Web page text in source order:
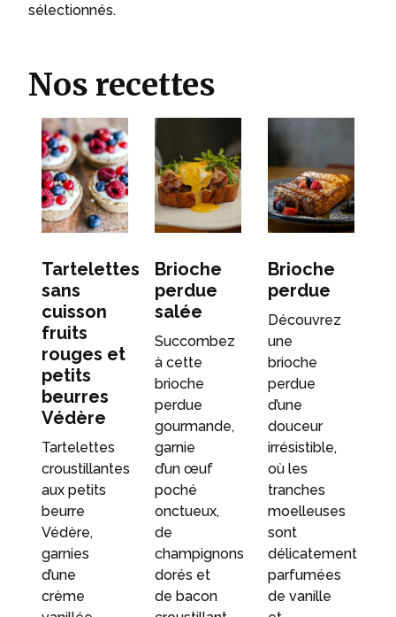
sélectionnés.
Nos recettes
Tartelettes
sans
cuisson
fruits
rouges et
petits
beurres
Védère
Tartelettes
croustillantes
aux petits
beurre
Védère,
garnies
d’une
crème
Brioche
perdue
salée
Succombez
à cette
brioche
perdue
gourmande,
garnie
d’un œuf
poché
onctueux,
de
champignons
dorés et
de bacon
Brioche
perdue
Découvrez
une
brioche
perdue
d’une
douceur
irrésistible,
où les
tranches
moelleuses
sont
délicatement
parfumées
de vanille